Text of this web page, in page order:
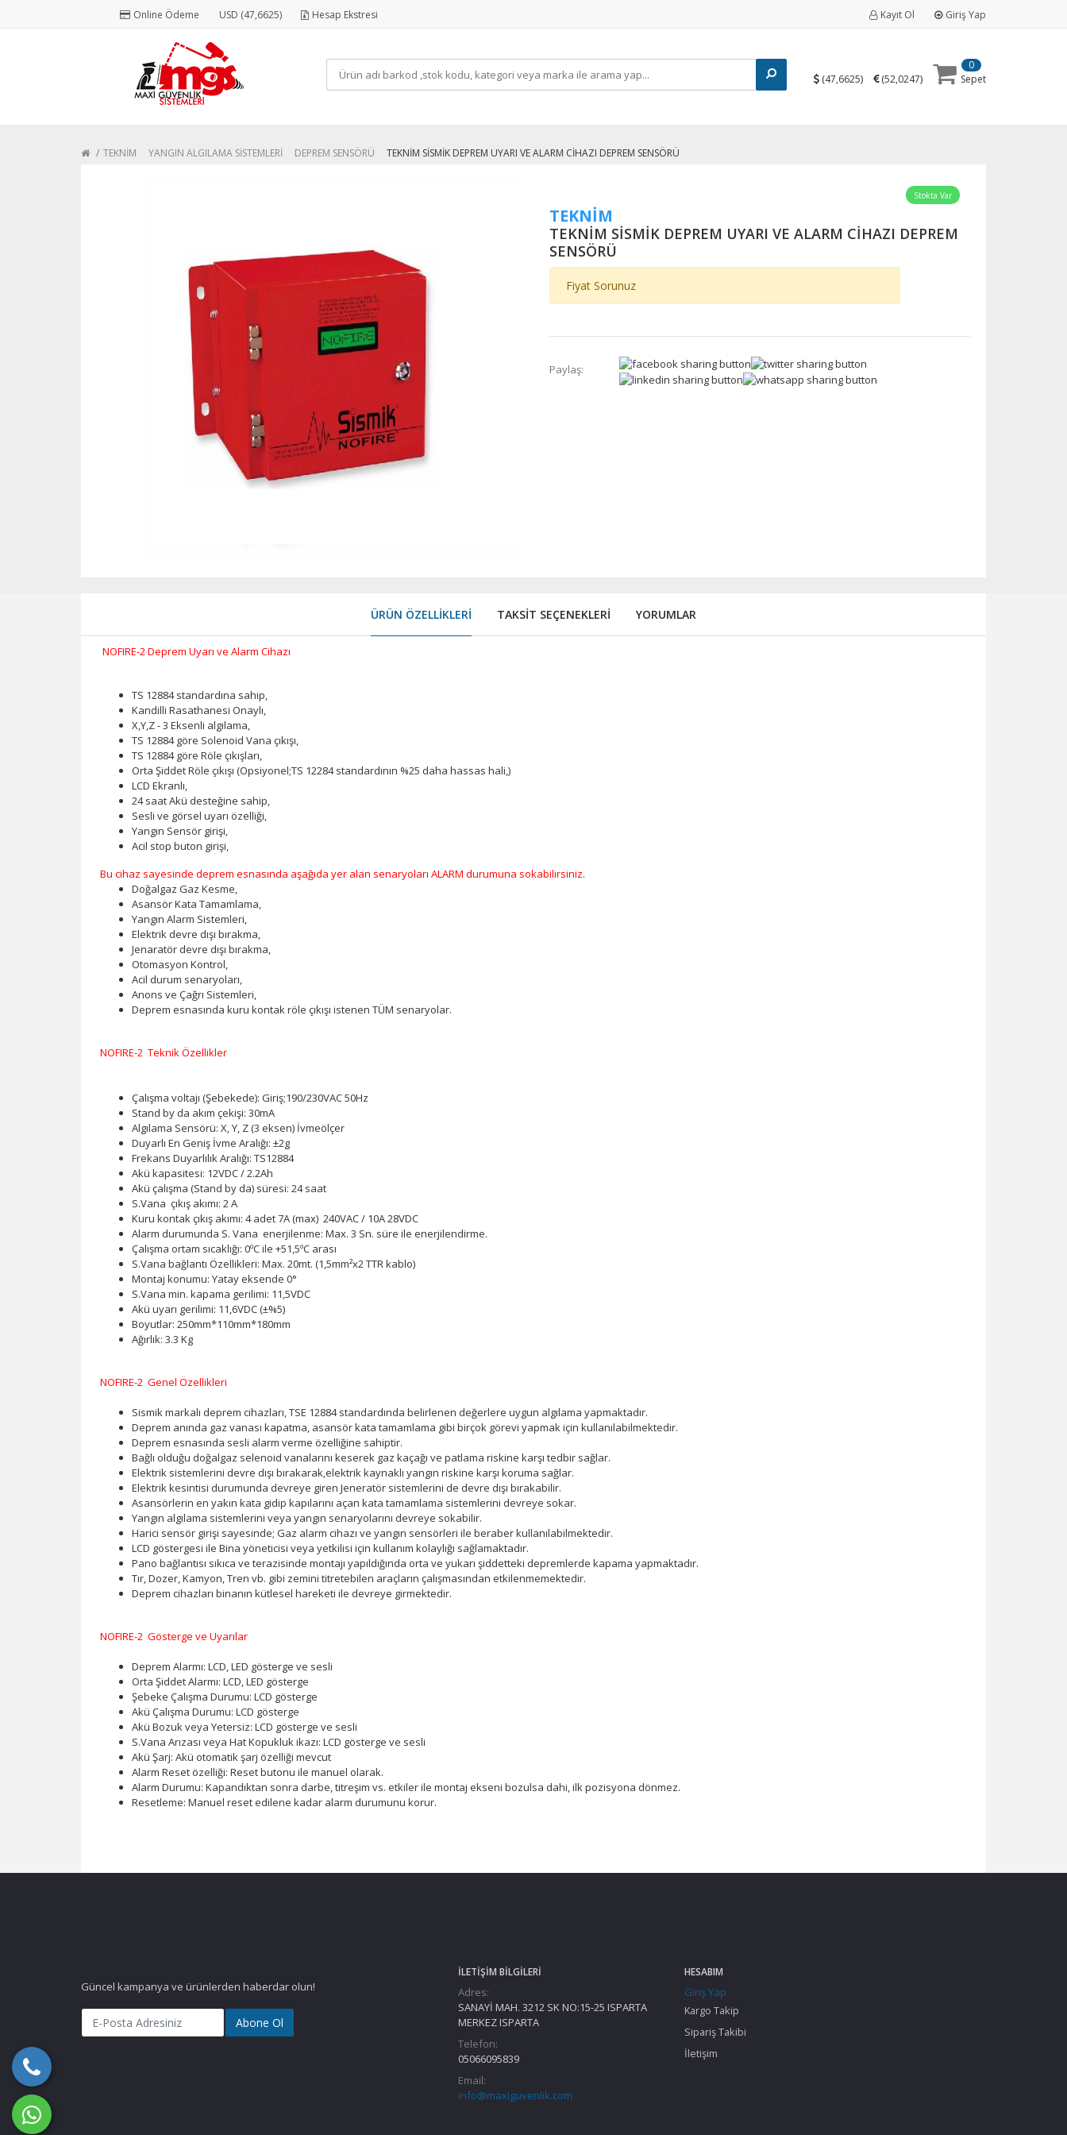
Online Ödeme USD (47,6625) Hesap Ekstresi Kayıt Ol Giriş Yap
(47,6625) (52,0247) Sepet
0
TEKNİM YANGIN ALGILAMA SİSTEMLERİ DEPREM SENSÖRÜ TEKNİM SİSMİK DEPREM UYARI VE ALARM CİHAZI DEPREM SENSÖRÜ
Stokta Var
TEKNİM
TEKNİM SİSMİK DEPREM UYARI VE ALARM CİHAZI DEPREM
SENSÖRÜ
Fiyat Sorunuz
Paylaş:
ÜRÜN ÖZELLIKLERI TAKSIT SEÇENEKLERI YORUMLAR
NOFIRE-2 Deprem Uyarı ve Alarm Cihazı
TS 12884 standardına sahip,
Kandilli Rasathanesi Onaylı,
X,Y,Z - 3 Eksenli algılama,
TS 12884 göre Solenoid Vana çıkışı,
TS 12884 göre Röle çıkışları,
Orta Şiddet Röle çıkışı (Opsiyonel;TS 12284 standardının %25 daha hassas hali,)
LCD Ekranlı,
24 saat Akü desteğine sahip,
Sesli ve görsel uyarı özelliği,
Yangın Sensör girişi,
Acil stop buton girişi,
Bu cihaz sayesinde deprem esnasında aşağıda yer alan senaryoları ALARM durumuna sokabilirsiniz.
Doğalgaz Gaz Kesme,
Asansör Kata Tamamlama,
Yangın Alarm Sistemleri,
Elektrik devre dışı bırakma,
Jenaratör devre dışı bırakma,
Otomasyon Kontrol,
Acil durum senaryoları,
Anons ve Çağrı Sistemleri,
Deprem esnasında kuru kontak röle çıkışı istenen TÜM senaryolar.
NOFIRE-2 Teknik Özellikler
Çalışma voltajı (Şebekede): Giriş;190/230VAC 50Hz
Stand by da akım çekişi: 30mA
Algılama Sensörü: X, Y, Z (3 eksen) İvmeölçer
Duyarlı En Geniş İvme Aralığı: ±2g
Frekans Duyarlılık Aralığı: TS12884
Akü kapasitesi: 12VDC / 2.2Ah
Akü çalışma (Stand by da) süresi: 24 saat
S.Vana çıkış akımı: 2 A
Kuru kontak çıkış akımı: 4 adet 7A (max) 240VAC / 10A 28VDC
Alarm durumunda S. Vana enerjilenme: Max. 3 Sn. süre ile enerjilendirme.
Çalışma ortam sıcaklığı: 0ºC ile +51,5ºC arası
S.Vana bağlantı Özellikleri: Max. 20mt. (1,5mm²x2 TTR kablo)
Montaj konumu: Yatay eksende 0°
S.Vana min. kapama gerilimi: 11,5VDC
Akü uyarı gerilimi: 11,6VDC (±%5)
Boyutlar: 250mm*110mm*180mm
Ağırlık: 3.3 Kg
NOFIRE-2 Genel Özellikleri
Sismik markalı deprem cihazları, TSE 12884 standardında belirlenen değerlere uygun algılama yapmaktadır.
Deprem anında gaz vanası kapatma, asansör kata tamamlama gibi birçok görevi yapmak için kullanılabilmektedir.
Deprem esnasında sesli alarm verme özelliğine sahiptir.
Bağlı olduğu doğalgaz selenoid vanalarını keserek gaz kaçağı ve patlama riskine karşı tedbir sağlar.
Elektrik sistemlerini devre dışı bırakarak,elektrik kaynaklı yangın riskine karşı koruma sağlar.
Elektrik kesintisi durumunda devreye giren Jeneratör sistemlerini de devre dışı bırakabilir.
Asansörlerin en yakın kata gidip kapılarını açan kata tamamlama sistemlerini devreye sokar.
Yangın algılama sistemlerini veya yangın senaryolarını devreye sokabilir.
Harici sensör girişi sayesinde; Gaz alarm cihazı ve yangın sensörleri ile beraber kullanılabilmektedir.
LCD göstergesi ile Bina yöneticisi veya yetkilisi için kullanım kolaylığı sağlamaktadır.
Pano bağlantısı sıkıca ve terazisinde montajı yapıldığında orta ve yukarı şiddetteki depremlerde kapama yapmaktadır.
Tır, Dozer, Kamyon, Tren vb. gibi zemini titretebilen araçların çalışmasından etkilenmemektedir.
Deprem cihazları binanın kütlesel hareketi ile devreye girmektedir.
NOFIRE-2 Gösterge ve Uyarılar
Deprem Alarmı: LCD, LED gösterge ve sesli
Orta Şiddet Alarmı: LCD, LED gösterge
Şebeke Çalışma Durumu: LCD gösterge
Akü Çalışma Durumu: LCD gösterge
Akü Bozuk veya Yetersiz: LCD gösterge ve sesli
S.Vana Arızası veya Hat Kopukluk ikazı: LCD gösterge ve sesli
Akü Şarj: Akü otomatik şarj özelliği mevcut
Alarm Reset özelliği: Reset butonu ile manuel olarak.
Alarm Durumu: Kapandıktan sonra darbe, titreşim vs. etkiler ile montaj ekseni bozulsa dahi, ilk pozisyona dönmez.
Resetleme: Manuel reset edilene kadar alarm durumunu korur.
Güncel kampanya ve ürünlerden haberdar olun!
Abone Ol
İLETIŞIM BILGILERI
Adres:
SANAYİ MAH. 3212 SK NO:15-25 ISPARTA
MERKEZ ISPARTA
Telefon:
05066095839
Email:
info@maxiguvenlik.com
HESABIM
Giriş Yap
Kargo Takip
Sipariş Takibi
İletişim